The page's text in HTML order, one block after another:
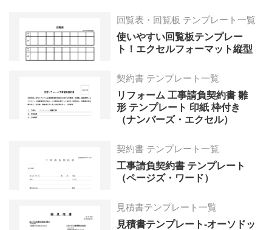
回覧表・回覧板 テンプレート一覧
使いやすい回覧板テンプレー
ト！エクセルフォーマット縦型
契約書 テンプレート一覧
リフォーム 工事請負契約書 雛
形 テンプレート 印紙 枠付き
（ナンバーズ・エクセル）
契約書 テンプレート一覧
工事請負契約書 テンプレート
（ページズ・ワード）
見積書テンプレート一覧
見積書テンプレート-オーソドッ